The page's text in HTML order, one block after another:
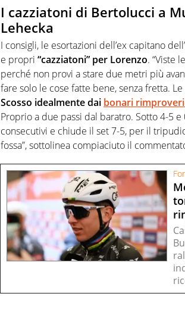
I cazziatoni di Bertolucci a
Lehecka
I consigli, le esortazioni dell’ex capitano
e propri “cazziatoni” per Lorenzo. “Viste
perché non provi a stare due metri più
fare solo le cose fatte bene, senza fretta.
Scosso idealmente dai bonari
Proprio a due passi dal baratro. Sotto 4-5
consecutivi e chiude il set 7-5, per il
fossa”, sottolinea compiaciuto il